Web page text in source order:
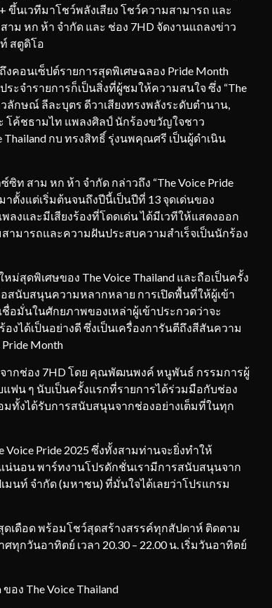
ขึ้นเวทีมาโชว์พลังเสียง โชว์ความสามารถ และ
าม หก ห้า จำกัด และ ช่อง 7HD จัดงานแถลงข่าว
ท์ สตูดิโอ
คอนเซ็ปต์รายการสุดพิเศษฉลอง Pride Month
ะจำรายการก็เป็นสิ่งที่ผู้ชมให้ความสนใจ ซึ่ง “The
ลักษณ์ ลีละบุตร ดีวาเสียงทรงพลังระดับตำนาน,
ค้ชธามไท แพลงศิลป์ นักร้องขวัญใจชาว
กบ ทรงสิทธิ์ รุ่งนพคุณศรี เป็นผู้ดำเนิน
สาม หก ห้า จำกัด กล่าวถึง “The Voice Pride
มาตั้งแต่เริ่มต้นจนถึงปีนี้เป็นปีที่ 13 จุดเด่นของ
งและมีเสียงร้องที่โดดเด่น ได้มีเวทีให้แสดงออก
ามารถและความฝันประสบความสำเร็จเป็นนักร้อง
ม่สุดพิเศษของ The Voice Thailand และถือเป็นครั้ง
สนับสนุนความหลากหลาย การเปิดพื้นที่ให้ผู้เข้า
อมั่นในศักยภาพของเหล่าผู้เข้าประกวดว่าจะ
ได้เป็นอย่างดี ซึ่งเป็นเครื่องการันตีถึงสีสันความ
Month
จากช่อง 7HD โดย คุณพัฒนพงค์ หนูพันธ์ กรรมการผู้
ฟน ๆ นับเป็นครั้งแรกที่รายการได้ร่วมมือกับช่อง
ทั้งได้รับการสนับสนุนจากช่องอย่างเต็มที่ในทุก
Pride 2025 ซึ่งทั้งสามท่านจะยิ่งทำให้
นอน พาร์ทงานโปรดักชั่นเรามีการสนับสนุนจาก
นท์ จำกัด (มหาชน) ที่มั่นใจได้เลยว่าโปรแกรม
เดือด พร้อมโชว์สุดสร้างสรรค์ทุกสัปดาห์ ติดตาม
ทุกวันอาทิตย์ เวลา 20.30 – 22.00 น. เริ่มวันอาทิตย์
อง The Voice Thailand